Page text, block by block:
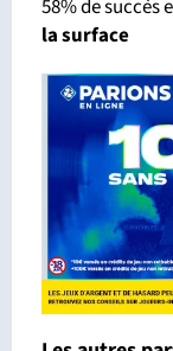
58% de succès
la surface